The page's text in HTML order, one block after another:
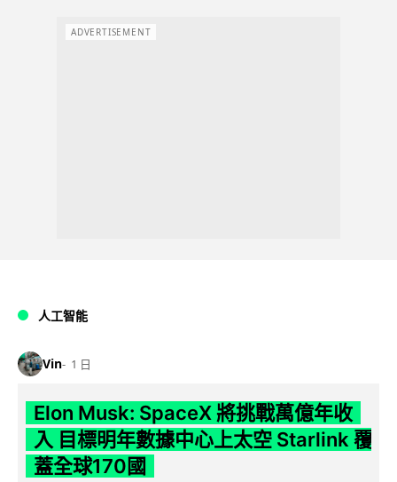
ADVERTISEMENT
人工智能
Vin 1 日
Elon Musk: SpaceX 將挑戰萬億年收
入 目標明年數據中心上太空 Starlink 覆
蓋全球170國